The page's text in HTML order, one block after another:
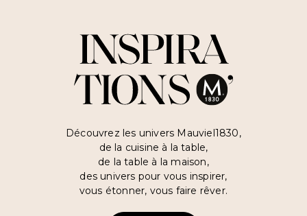
Découvrez les univers Mauviel1830,
de la cuisine à la table,
de la table à la maison,
des univers pour vous inspirer,
vous étonner, vous faire rêver.